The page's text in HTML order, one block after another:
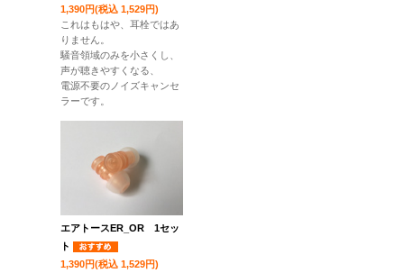
1,390円(税込 1,529円)
これはもはや、耳栓ではあ
りません。
騒音領域のみを小さくし、
声が聴きやすくなる、
電源不要のノイズキャンセ
ラーです。
エアトースER_OR 1セッ
ト
1,390円(税込 1,529円)